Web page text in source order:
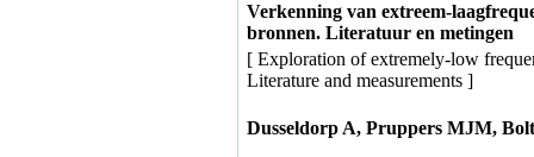
Verkenning van extreem-
bronnen. Literatuur en metingen
[ Exploration of extremely-low
Literature and measurements ]
Dusseldorp A, Pruppers MJM,